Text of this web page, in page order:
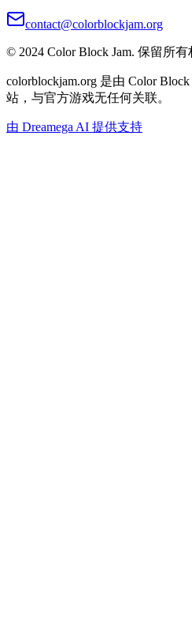
contact@colorblockjam.org
© 2024 Color Block Jam. 保留所有
colorblockjam.org 是由 Color
站，与官方游戏无任何关联。
由 Dreamega AI 提供支持